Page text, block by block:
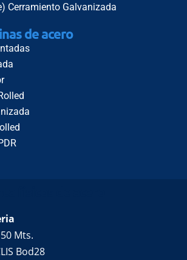
Cerramiento Galvanizada
de acero
Mts.
Bod28